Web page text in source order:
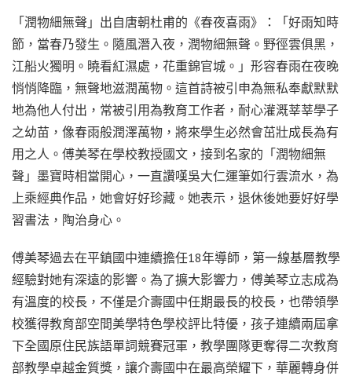
「潤物細無聲」出自唐朝杜甫的《春夜喜雨》：「好雨知時
節，當春乃發生。隨風潛入夜，潤物細無聲。野徑雲俱黑，
江船火獨明。曉看紅濕處，花重錦官城。」形容春雨在夜晚
悄悄降臨，無聲地滋潤萬物。這首詩被引申為無私奉獻默默
地為他人付出，常被引用為教育工作者，耐心灌溉莘莘學子
之幼苗，像春雨般潤澤萬物，將來學生必然會茁壯成長為有
用之人。傅美琴在學校教授國文，接到名家的「潤物細無
聲」墨寶時相當開心，一直讚嘆吳大仁運筆如行雲流水，為
上乘經典作品，她會好好珍藏。她表示，退休後她要好好學
習書法，陶治身心。
傅美琴過去在平鎮國中連續擔任18年導師，第一線基層教學
經驗對她有深遠的影響。為了擴大影響力，傅美琴立志成為
有溫度的校長，不僅是介壽國中任期最長的校長，也帶領學
校獲得教育部空間美學特色學校評比特優，孩子連續兩屆拿
下全國原住民族語單詞競賽冠軍，教學團隊更奪得二次教育
部教學卓越金質獎，讓介壽國中在最高榮耀下，華麗轉身併